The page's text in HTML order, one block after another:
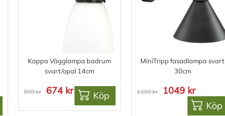
Kappa Vägglampa badrum
svart/opal 14cm
899 kr 674 kr Köp
MiniTripp fasadlampa svart
30cm
1399 kr
1049 kr
Köp